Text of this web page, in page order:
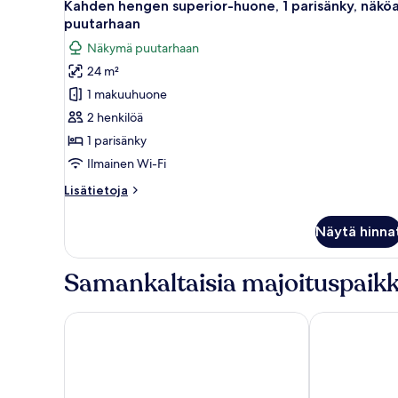
parisänky
kaikki
huonetyypin
Kahden
hengen
superior-
huone,
1
parisänky,
puutarhaan
Kahden hengen superior-huone, 1 parisänky,
puutarhaan
Näkymä puutarhaan
24 m²
1 makuuhuone
2 henkilöä
1 parisänky
Ilmainen Wi-Fi
Lisätietoja
Lisätietoja
superior-
1
näköala
Näytä
Samankaltaisia
Almondsbury Inn & Lounge Ramada by